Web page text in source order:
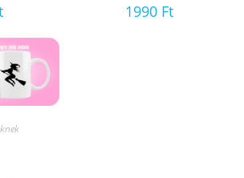
1990 Ft